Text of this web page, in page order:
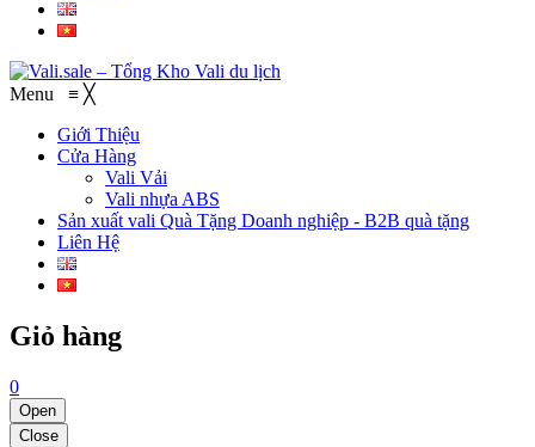
Menu ≡ ╳
Giới Thiệu
Cửa Hàng
Vali Vải
Vali nhựa ABS
Sản xuất vali Quà Tặng Doanh nghiệp - B2B quà tặng
Liên Hệ
Giỏ hàng
0
Open
Close